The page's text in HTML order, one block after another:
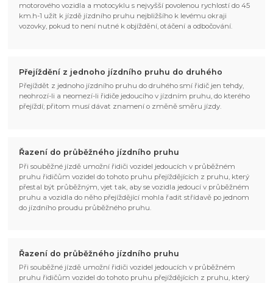
motorového vozidla a motocyklu s nejvyšší povolenou rychlostí do 45
km.h-1 užít k jízdě jízdního pruhu nejbližšího k levému okraji
vozovky, pokud to není nutné k objíždění, otáčení a odbočování.
Přejíždění z jednoho jízdního pruhu do druhého
Přejíždět z jednoho jízdního pruhu do druhého smí řidič jen tehdy,
neohrozí-li a neomezí-li řidiče jedoucího v jízdním pruhu, do kterého
přejíždí; přitom musí dávat znamení o změně směru jízdy.
Řazení do průběžného jízdního pruhu
Při souběžné jízdě umožní řidiči vozidel jedoucích v průběžném
pruhu řidičům vozidel do tohoto pruhu přejíždějících z pruhu, který
přestal být průběžným, vjet tak, aby se vozidla jedoucí v průběžném
pruhu a vozidla do něho přejíždějící mohla řadit střídavě po jednom
do jízdního proudu průběžného pruhu.
Řazení do průběžného jízdního pruhu
Při souběžné jízdě umožní řidiči vozidel jedoucích v průběžném
pruhu řidičům vozidel do tohoto pruhu přejíždějících z pruhu, který